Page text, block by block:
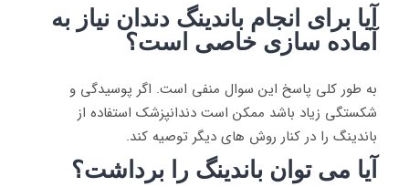
آیا برای انجام باندینگ دندان نیاز به
آماده سازی خاصی است؟
به طور کلی پاسخ این سوال منفی است. اگر پوسیدگی و
شکستگی زیاد باشد ممکن است دندانپزشک استفاده از
باندینگ را در کنار روش های دیگر توصیه کند.
آیا می توان باندینگ را برداشت؟